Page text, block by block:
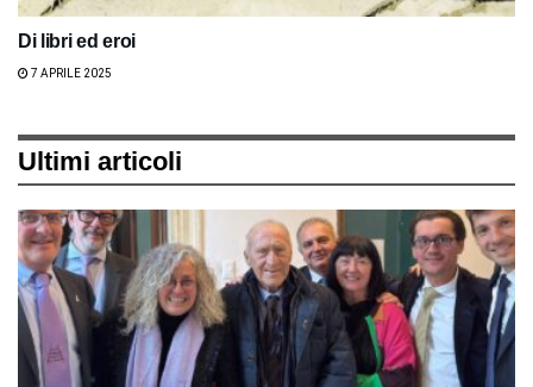
Di libri ed eroi
7 APRILE 2025
Ultimi articoli